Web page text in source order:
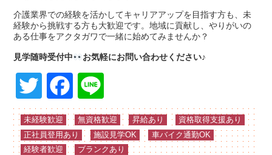
介護業界での経験を活かしてキャリアアップを目指す方も、未
経験から挑戦する方も大歓迎です。地域に貢献し、やりがいの
ある仕事をアクタガワで一緒に始めてみませんか？
見学随時受付中 お気軽にお問い合わせください♪
TwitterFacebook
未経験歓迎 無資格歓迎 昇給あり
資格取得支援あり
正社員登用あり
施設見学OK
車バイク通勤OK
経験者歓迎
ブランクあり